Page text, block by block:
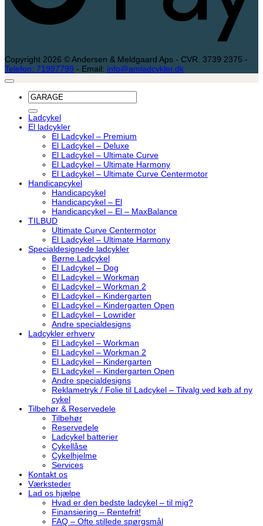
Copyright 2026 © Andersen & Meldgaard Aps - CVR. 3739 2375 -
Telefon: 71997799 - Email: info@amladcykler.dk
Søg
efter:
Ladcykel
El ladcykler
El Ladcykel – Premium
El Ladcykel – Deluxe
El Ladcykel – Ultimate Curve
El Ladcykel – Ultimate Harmony
El Ladcykel – Ultimate Curve Centermotor
Handicapcykel
Handicapcykel
Handicapcykel – El
Handicapcykel – El – MaxBalance
TILBUD
Ultimate Curve Centermotor
El Ladcykel – Ultimate Harmony
Specialdesignede ladcykler
Børne Ladcykel
El Ladcykel – Dog
El Ladcykel – Workman
El Ladcykel – Workman 2
El Ladcykel – Kindergarten
El Ladcykel – Kindergarten Open
El Ladcykel – Lowrider
Andre specialdesigns
Ladcykler erhverv
El Ladcykel – Workman
El Ladcykel – Workman 2
El Ladcykel – Kindergarten
El Ladcykel – Kindergarten Open
Andre specialdesigns
Reklametryk / Folie til Ladcykel – Tilvalg ved køb af ny
cykel
Tilbehør & Reservedele
Tilbehør
Reservedele
Ladcykel batterier
Cykellåse
Cykelhjelme
Services
Kontakt os
Værksteder
Lad os hjælpe
Hvad er den bedste ladcykel – til mig?
Finansiering – Rentefrit!
FAQ – Ofte stillede spørgsmål